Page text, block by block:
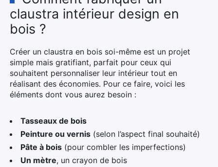
claustra intérieur design en
bois ?
Créer un claustra en bois soi-même est un projet
simple mais gratifiant, parfait pour ceux qui
souhaitent personnaliser leur intérieur tout en
réalisant des économies. Pour ce faire, voici les
éléments dont vous aurez besoin :
Tasseaux de bois
Peinture ou vernis (selon l’aspect final souhaité)
Pâte à bois (pour combler les imperfections)
Un mètre, un crayon de bois